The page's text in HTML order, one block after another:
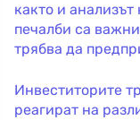
както и
печалби са
трябва да
Инвеститорите
реагират на